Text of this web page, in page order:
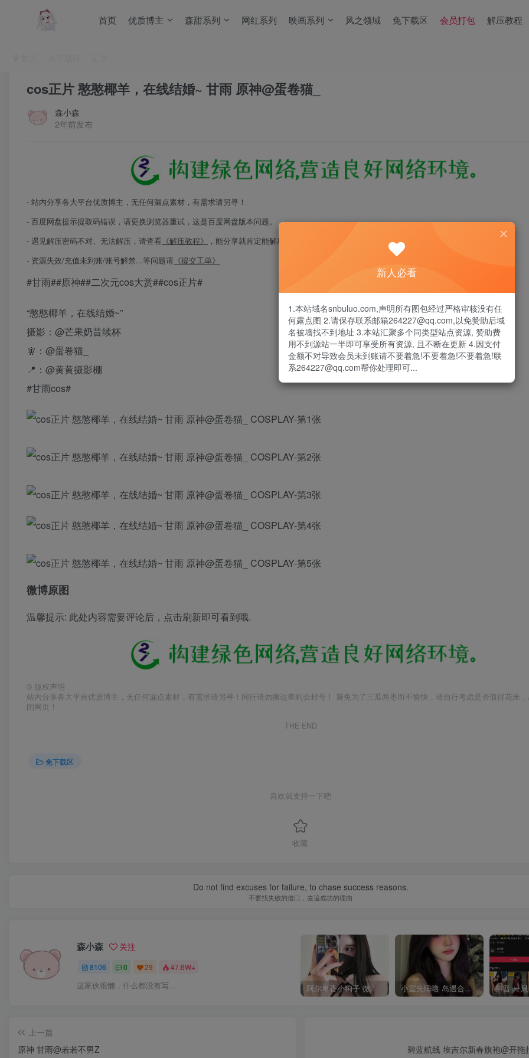
首页 优质博主 森甜系列 网红系列 映画系列 风之领域 免下载区 会员打包 解压教程
cos正片 憨憨椰羊，在线结婚~ 甘雨 原神@蛋卷猫_
森小森
2年前发布
- 站内分享各大平台优质博主，无任何漏点素材，有需求请另寻！
- 百度网盘提示提取码错误，请更换浏览器重试，这是百度网盘版本问题。
- 遇见解压密码不对、无法解压，请查看 《解压教程》
，能分享就肯定能解压！
- 资源失效/充值未到账/账号解禁...等问题请 《提交工单》
#甘雨##原神##二次元cos大赏##cos正片#
“憨憨椰羊，在线结婚~”
摄影：@芒果奶昔续杯
🧚：@蛋卷猫_
📍：@黄黄摄影棚
#甘雨cos# ​​​
微博原图
温馨提示: 此处内容需要评论后，点击刷新即可看到哦.
© 版权声明
站内分享各大平台优质博主，无任何漏点素材，有需求请另寻！同行请勿搬运查到会封号！ 避免为了三瓜两枣而不愉快，请自行考虑是否值得花米
闭网页！
THE END
免下载区
喜欢就支持一下吧
收藏
Do not find excuses for failure, to chase success reasons.
不要找失败的借口，去追成功的理由
森小森 关注
8106 0 29 47.6W+
这家伙很懒，什么都没有写... 阿尔卑香小狗子 微密圈合集[40套][持续更新2023.12.14] 小宣先睡噜 岛遇合集[持续更新2025.08.27]
上一篇
原神 甘雨@若若不男Z
碧蓝航线 埃吉尔新春旗袍@开拖
新人必看
1.本站域名snbuluo.com,声明所有图包经过严格审核没有任
何露点图 2.请保存联系邮箱264227@qq.com,以免赞助后域
名被墙找不到地址 3.本站汇聚多个同类型站点资源, 赞助费
用不到源站一半即可享受所有资源, 且不断在更新 4.因支付
金额不对导致会员未到账请不要着急!不要着急!不要着急!联
系264227@qq.com帮你处理即可...